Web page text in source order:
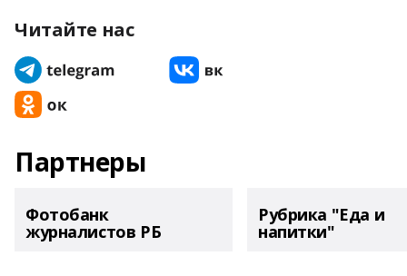
Читайте нас
Партнеры
Фотобанк
журналистов РБ
Рубрика "Еда и
напитки"